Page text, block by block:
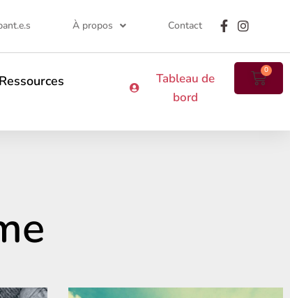
À propos Contact
Ressources
Tableau de
bord
0